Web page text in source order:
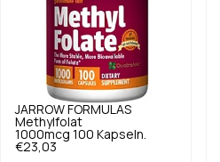
JARROW FORMULAS
Methylfolat
1000mcg 100 Kapseln.
€23,03